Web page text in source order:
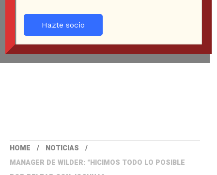
HOME
NOTICIAS
MANAGER DE WILDER: “HICIMOS TODO LO POSIBLE
Hazte socio